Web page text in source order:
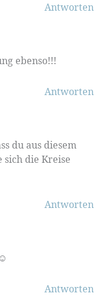
Antworten
ebenso!!!
Antworten
du aus diesem
sich die Kreise
Antworten
Antworten